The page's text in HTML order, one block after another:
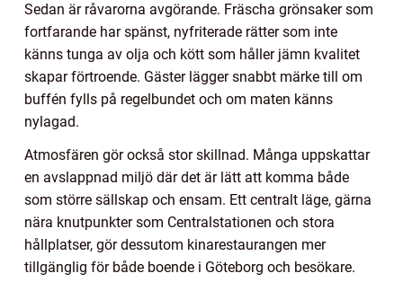
Sedan är råvarorna avgörande. Fräscha grönsaker som
fortfarande har spänst, nyfriterade rätter som inte
känns tunga av olja och kött som håller jämn kvalitet
skapar förtroende. Gäster lägger snabbt märke till om
buffén fylls på regelbundet och om maten känns
nylagad.
Atmosfären gör också stor skillnad. Många uppskattar
en avslappnad miljö där det är lätt att komma både
som större sällskap och ensam. Ett centralt läge, gärna
nära knutpunkter som Centralstationen och stora
hållplatser, gör dessutom kinarestaurangen mer
tillgänglig för både boende i Göteborg och besökare.